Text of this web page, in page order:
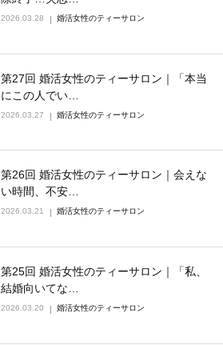
2026.03.28 婚活女性のティーサロン
第27回 婚活女性のティーサロン｜「本当
にこの人でい…
2026.03.27 婚活女性のティーサロン
第26回 婚活女性のティーサロン｜会えな
い時間、不安…
2026.03.21 婚活女性のティーサロン
第25回 婚活女性のティーサロン｜「私、
結婚向いてな…
2026.03.20 婚活女性のティーサロン